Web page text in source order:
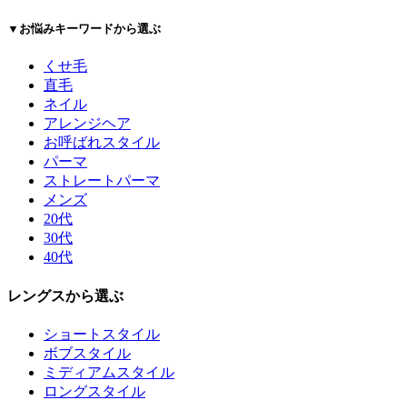
▼お悩みキーワードから選ぶ
くせ毛
直毛
ネイル
アレンジヘア
お呼ばれスタイル
パーマ
ストレートパーマ
メンズ
20代
30代
40代
レングスから選ぶ
ショートスタイル
ボブスタイル
ミディアムスタイル
ロングスタイル